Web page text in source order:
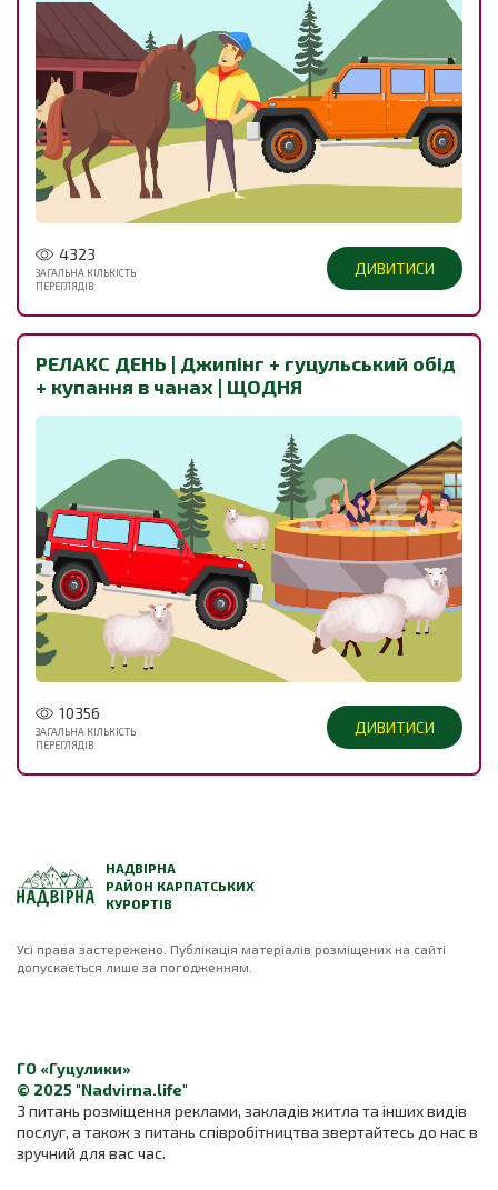
4323
ЗАГАЛЬНА КІЛЬКІСТЬ
ПЕРЕГЛЯДІВ
ДИВИТИСИ
РЕЛАКС ДЕНЬ | Джипінг + гуцульський обід
+ купання в чанах | ЩОДНЯ
10356
ЗАГАЛЬНА КІЛЬКІСТЬ
ПЕРЕГЛЯДІВ
ДИВИТИСИ
НАДВІРНА
РАЙОН КАРПАТСЬКИХ
КУРОРТІВ
Усі права застережено. Публікація матеріалів розміщених на сайті
допускається лише за погодженням.
ГО «Гуцулики»
© 2025 "Nadvirna.life"
З питань розміщення реклами, закладів житла та інших видів
послуг, а також з питань співробітництва звертайтесь до нас в
зручний для вас час.